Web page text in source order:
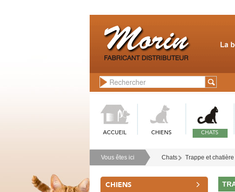
ACCUEIL CHIENS CHATS
Vous êtes ici Chats Trappe et chatière
CHIENS